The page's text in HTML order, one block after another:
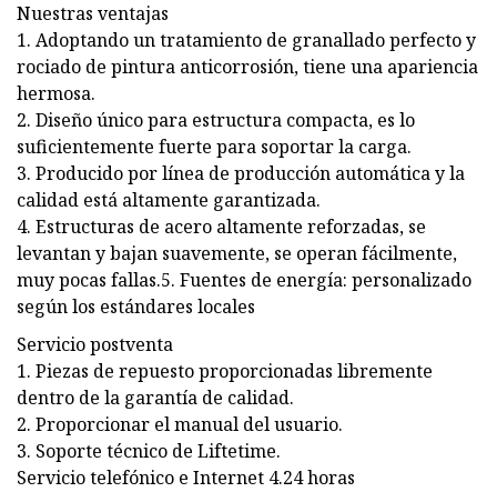
Nuestras ventajas
1. Adoptando un tratamiento de granallado perfecto y
rociado de pintura anticorrosión, tiene una apariencia
hermosa.
2. Diseño único para estructura compacta, es lo
suficientemente fuerte para soportar la carga.
3. Producido por línea de producción automática y la
calidad está altamente garantizada.
4. Estructuras de acero altamente reforzadas, se
levantan y bajan suavemente, se operan fácilmente,
muy pocas fallas.5. Fuentes de energía: personalizado
según los estándares locales
Servicio postventa
1. Piezas de repuesto proporcionadas libremente
dentro de la garantía de calidad.
2. Proporcionar el manual del usuario.
3. Soporte técnico de Liftetime.
Servicio telefónico e Internet 4.24 horas